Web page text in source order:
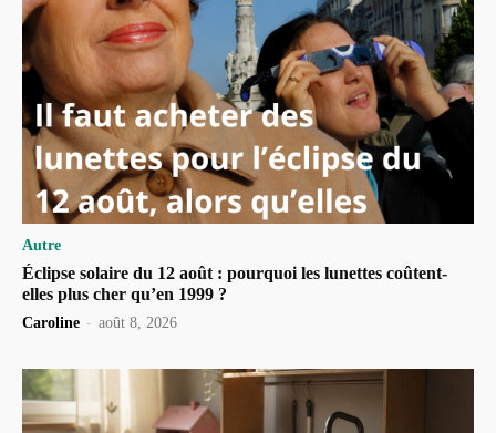
Autre
Éclipse solaire du 12 août : pourquoi les lunettes coûtent-
elles plus cher qu’en 1999 ?
Caroline - août 8, 2026